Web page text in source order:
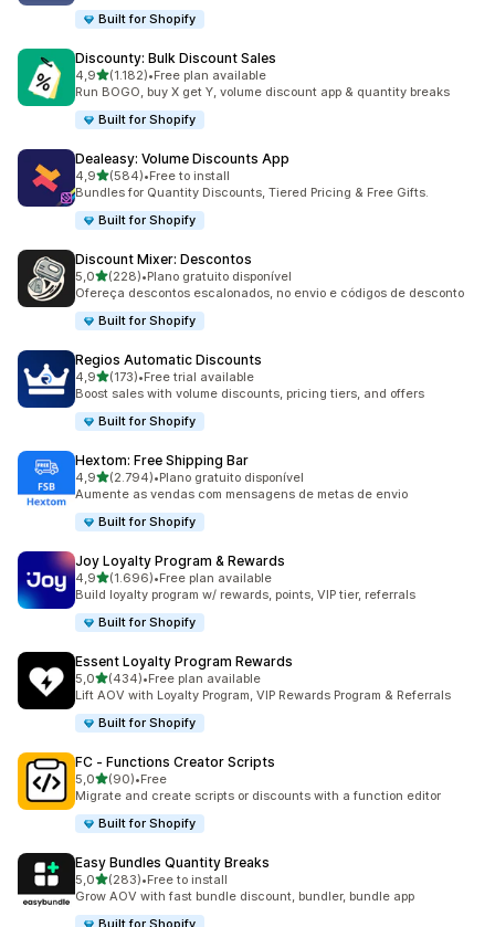
Built for Shopify
Discounty: Bulk Discount Sales
4,9de 5 estrelas
(1.182)
1182 total de avaliações
•Free plan available
Run BOGO, buy X get Y, volume discount app & quantity breaks
Built for Shopify
Dealeasy: Volume Discounts App
4,9de 5 estrelas
(584)
584 total de avaliações
•Free to install
Bundles for Quantity Discounts, Tiered Pricing & Free Gifts.
Built for Shopify
Discount Mixer: Descontos
5,0de 5 estrelas
(228)
228 total de avaliações
•Plano gratuito disponível
Ofereça descontos escalonados, no envio e códigos de desconto
Built for Shopify
Regios Automatic Discounts
4,9de 5 estrelas
(173)
173 total de avaliações
•Free trial available
Boost sales with volume discounts, pricing tiers, and offers
Built for Shopify
Hextom: Free Shipping Bar
4,9de 5 estrelas
(2.794)
2794 total de avaliações
•Plano gratuito disponível
Aumente as vendas com mensagens de metas de envio
Built for Shopify
Joy Loyalty Program & Rewards
4,9de 5 estrelas
(1.696)
1696 total de avaliações
•Free plan available
Build loyalty program w/ rewards, points, VIP tier, referrals
Built for Shopify
Essent Loyalty Program Rewards
5,0de 5 estrelas
(434)
434 total de avaliações
•Free plan available
Lift AOV with Loyalty Program, VIP Rewards Program & Referrals
Built for Shopify
FC ‑ Functions Creator Scripts
5,0de 5 estrelas
(90)
90 total de avaliações
•Free
Migrate and create scripts or discounts with a function editor
Built for Shopify
Easy Bundles Quantity Breaks
5,0de 5 estrelas
(283)
283 total de avaliações
•Free to install
Grow AOV with fast bundle discount, bundler, bundle app